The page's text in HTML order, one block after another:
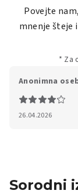
Povejte
mnenje šteje
* Za
Anonimna
26.04.2026
Sorodni